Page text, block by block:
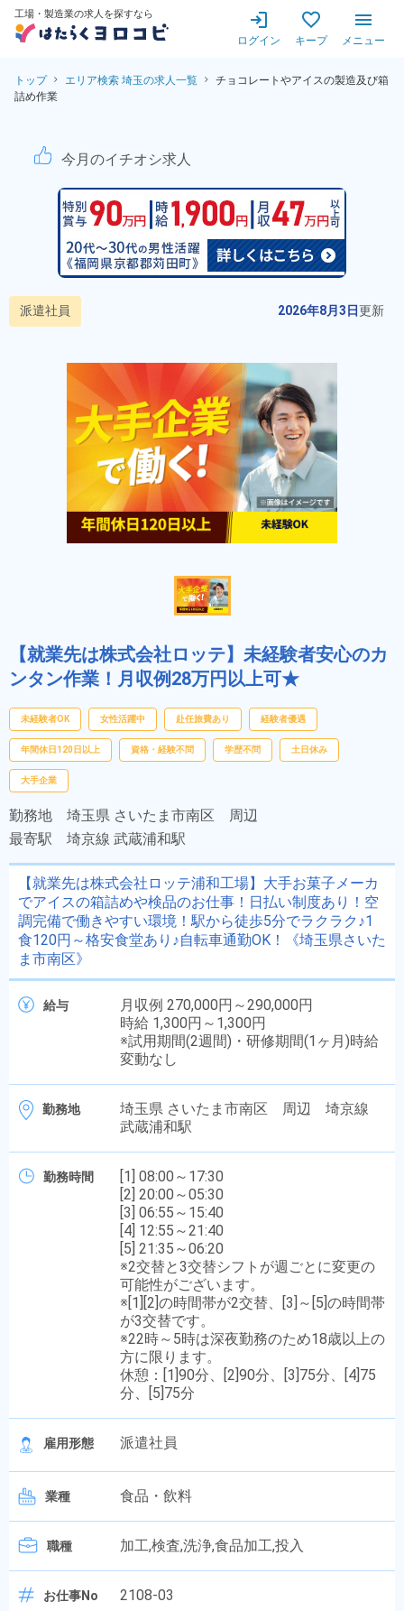
工場・製造業の求人を探すなら
ログイン キープ メニュー
トップ エリア検索 埼玉の求人一覧
チョコレートやアイスの製造及び箱
詰め作業
【就業先は株式会社ロッテ
今月のイチオシ求人
派遣社員 2026年8月3日更新
【就業先は株式会社ロッテ】未経験者安心のカ
ンタン作業！月収例28万円以上可★
未経験者OK 女性活躍中 赴任旅費あり 経験者優遇
年間休日120日以上 資格・経験不問 学歴不問 土日休み
大手企業
勤務地 埼玉県 さいたま市南区 周辺
最寄駅 埼京線 武蔵浦和駅
【就業先は株式会社ロッテ浦和工場】大手お菓子メーカ
でアイスの箱詰めや検品のお仕事！日払い制度あり！空
調完備で働きやすい環境！駅から徒歩5分でラクラク♪1
食120円～格安食堂あり♪自転車通勤OK！《埼玉県さいた
ま市南区》
給与
月収例 270,000円～290,000円
時給 1,300円～1,300円
※試用期間(2週間)・研修期間(1ヶ月)時給
変動なし
勤務地
埼玉県 さいたま市南区 周辺 埼京線
武蔵浦和駅
勤務時間
[1] 08:00～17:30
[2] 20:00～05:30
[3] 06:55～15:40
[4] 12:55～21:40
[5] 21:35～06:20
※2交替と3交替シフトが週ごとに変更の
可能性がございます。
※[1][2]の時間帯が2交替、[3]～[5]の時間帯
が3交替です。
※22時～5時は深夜勤務のため18歳以上の
方に限ります。
休憩：[1]90分、[2]90分、[3]75分、[4]75
分、[5]75分
雇用形態 派遣社員
業種 食品・飲料
職種 加工,検査,洗浄,食品加工,投入
お仕事No 2108-03